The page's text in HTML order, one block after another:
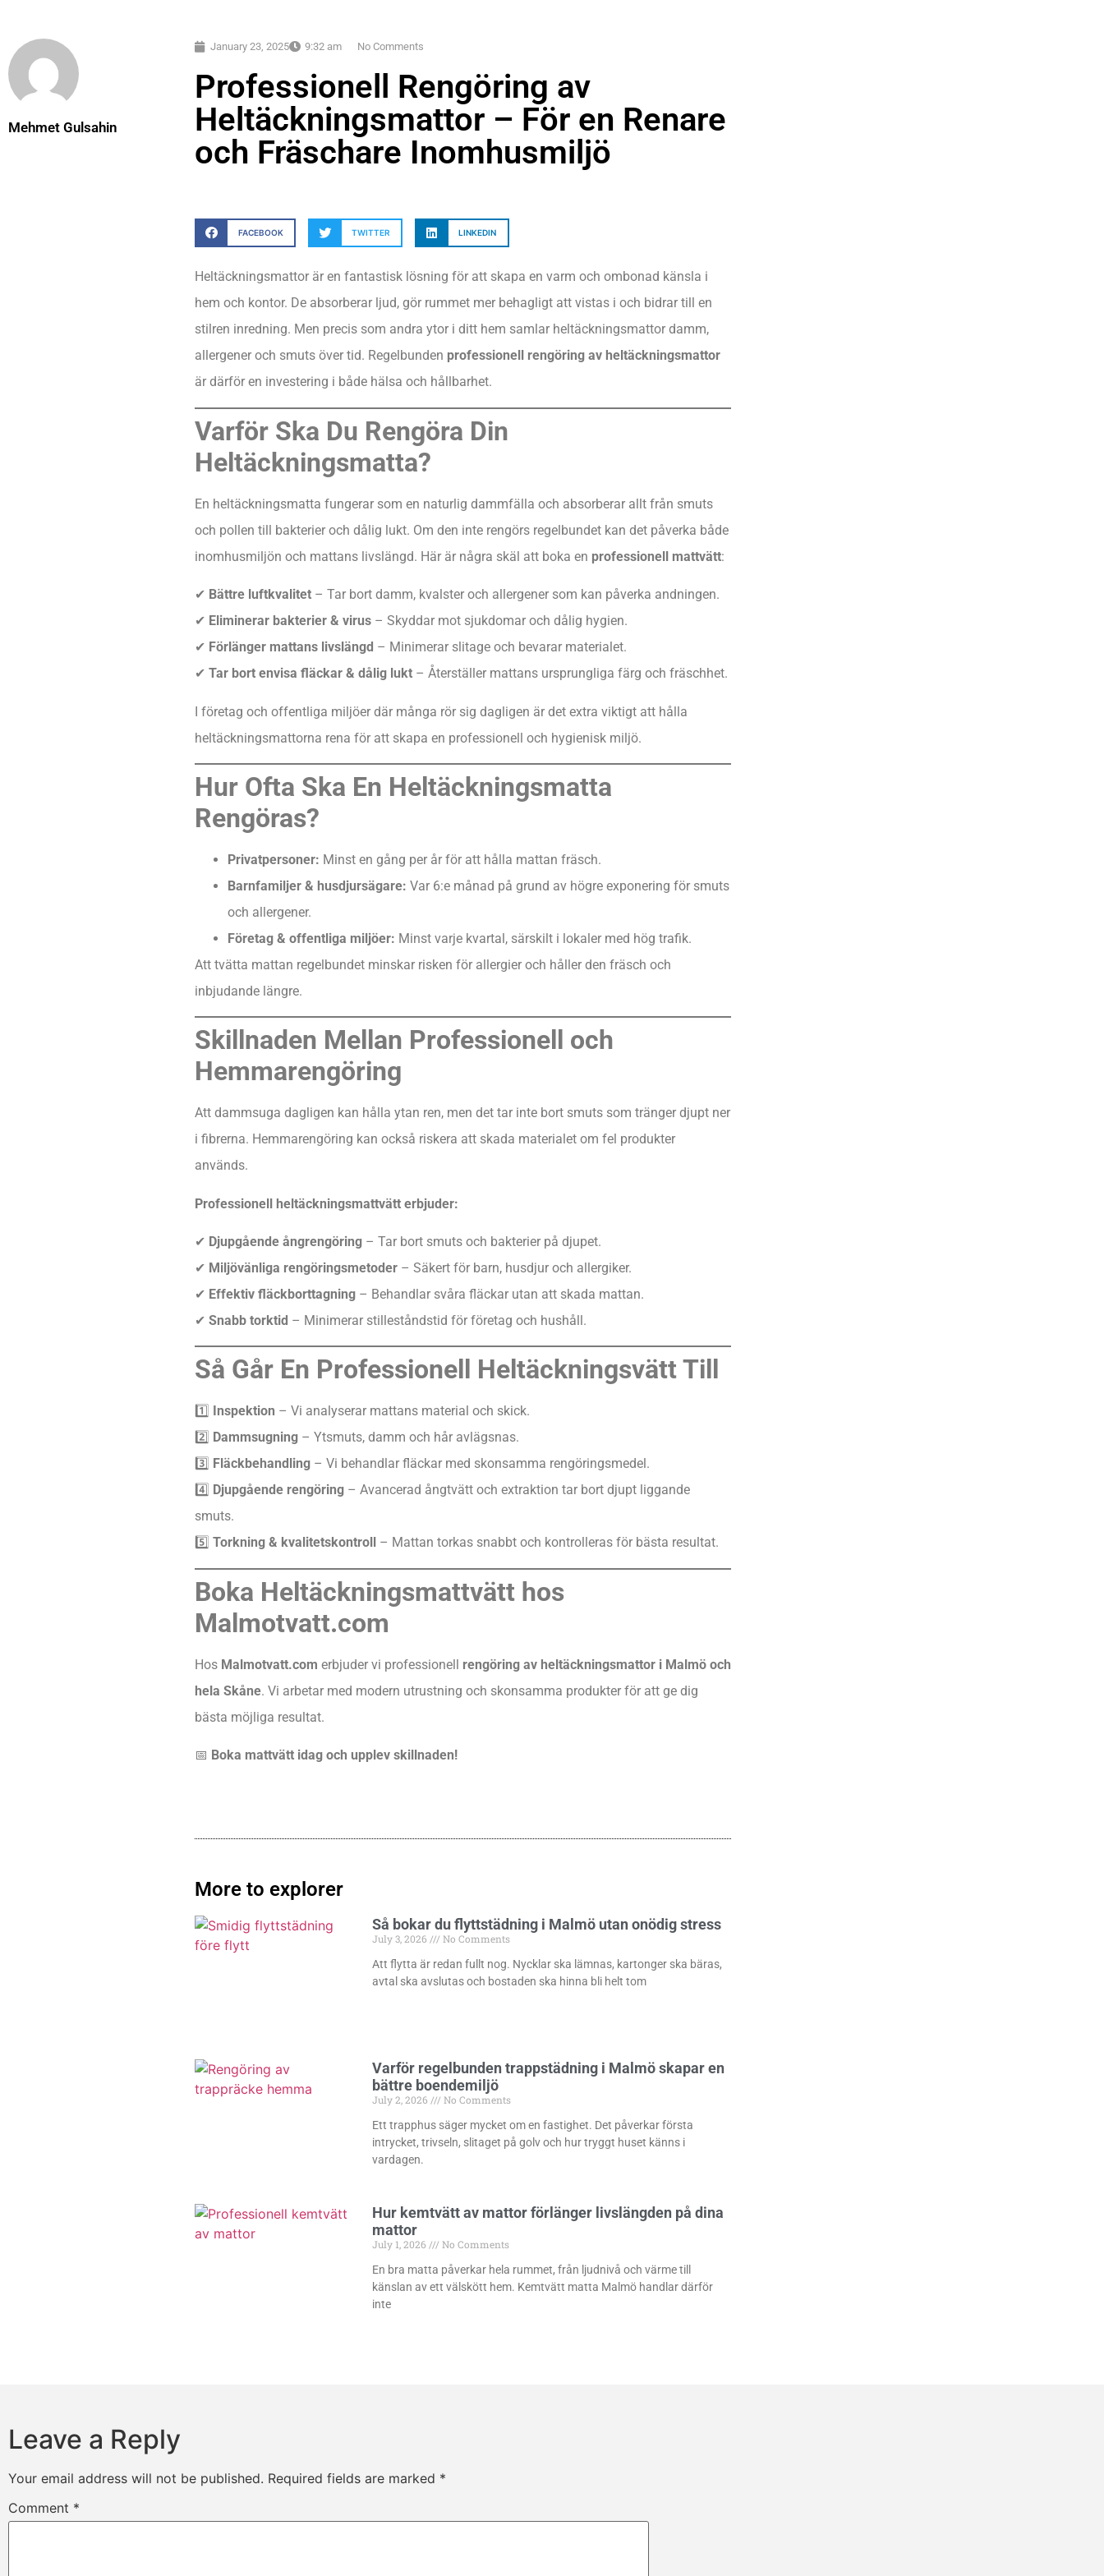
Mehmet Gulsahin
January 23, 2025 9:32 am No Comments
Professionell Rengöring av
Heltäckningsmattor – För en Renare
och Fräschare Inomhusmiljö
FACEBOOK TWITTER LINKEDIN
Heltäckningsmattor är en fantastisk lösning för att skapa en varm och ombonad känsla i
hem och kontor. De absorberar ljud, gör rummet mer behagligt att vistas i och bidrar till en
stilren inredning. Men precis som andra ytor i ditt hem samlar heltäckningsmattor damm,
allergener och smuts över tid. Regelbunden professionell rengöring av heltäckningsmattor
är därför en investering i både hälsa och hållbarhet.
Varför Ska Du Rengöra Din
Heltäckningsmatta?
En heltäckningsmatta fungerar som en naturlig dammfälla och absorberar allt från smuts
och pollen till bakterier och dålig lukt. Om den inte rengörs regelbundet kan det påverka både
inomhusmiljön och mattans livslängd. Här är några skäl att boka en professionell mattvätt:
✔ Bättre luftkvalitet– Tar bort damm, kvalster och allergener som kan påverka andningen.
✔ Eliminerar bakterier & virus– Skyddar mot sjukdomar och dålig hygien.
✔ Förlänger mattans livslängd – Minimerar slitage och bevarar materialet.
✔ Tar bort envisa fläckar & dålig lukt– Återställer mattans ursprungliga färg och fräschhet.
I företag och offentliga miljöer där många rör sig dagligen är det extra viktigt att hålla
heltäckningsmattorna rena för att skapa en professionell och hygienisk miljö.
Hur Ofta Ska En Heltäckningsmatta
Rengöras?
Privatpersoner: Minst en gång per år för att hålla mattan fräsch.
Barnfamiljer & husdjursägare: Var 6:e månad på grund av högre exponering för smuts
och allergener.
Företag & offentliga miljöer: Minst varje kvartal, särskilt i lokaler med hög trafik.
Att tvätta mattan regelbundet minskar risken för allergier och håller den fräsch och
inbjudande längre.
Skillnaden Mellan Professionell och
Hemmarengöring
Att dammsuga dagligen kan hålla ytan ren, men det tar inte bort smuts som tränger djupt ner
i fibrerna. Hemmarengöring kan också riskera att skada materialet om fel produkter
används.
Professionell heltäckningsmattvätt erbjuder:
✔ Djupgående ångrengöring– Tar bort smuts och bakterier på djupet.
✔ Miljövänliga rengöringsmetoder– Säkert för barn, husdjur och allergiker.
✔ Effektiv fläckborttagning– Behandlar svåra fläckar utan att skada mattan.
✔ Snabb torktid – Minimerar stilleståndstid för företag och hushåll.
Så Går En Professionell Heltäckningsvätt Till
1️⃣ Inspektion – Vi analyserar mattans material och skick.
2️⃣ Dammsugning– Ytsmuts, damm och hår avlägsnas.
3️⃣ Fläckbehandling– Vi behandlar fläckar med skonsamma rengöringsmedel.
4️⃣ Djupgående rengöring– Avancerad ångtvätt och extraktion tar bort djupt liggande
smuts.
5️⃣ Torkning & kvalitetskontroll – Mattan torkas snabbt och kontrolleras för bästa resultat.
Boka Heltäckningsmattvätt hos
Malmotvatt.com
Hos Malmotvatt.com erbjuder vi professionell rengöring av heltäckningsmattor i Malmö och
hela Skåne. Vi arbetar med modern utrustning och skonsamma produkter för att ge dig
bästa möjliga resultat.
📅 Boka mattvätt idag och upplev skillnaden!
More to explorer
Så bokar du flyttstädning i Malmö utan onödig stress
July 3, 2026
No Comments
Att flytta är redan fullt nog. Nycklar ska lämnas, kartonger ska bäras,
avtal ska avslutas och bostaden ska hinna bli helt tom
Varför regelbunden trappstädning i Malmö skapar en
bättre boendemiljö
July 2, 2026
No Comments
Ett trapphus säger mycket om en fastighet. Det påverkar första
intrycket, trivseln, slitaget på golv och hur tryggt huset känns i
vardagen.
Hur kemtvätt av mattor förlänger livslängden på dina
mattor
July 1, 2026
No Comments
En bra matta påverkar hela rummet, från ljudnivå och värme till
känslan av ett välskött hem. Kemtvätt matta Malmö handlar därför
inte
Leave a Reply
Your email address will not be published. Required fields are marked *
Comment *